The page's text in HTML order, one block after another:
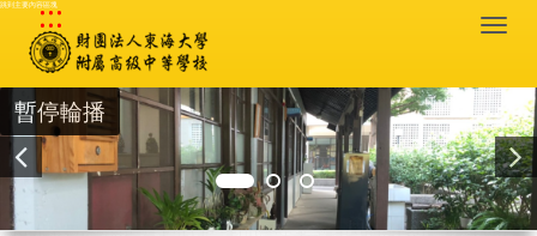
跳到主要內容區塊
:::
暫停輪播